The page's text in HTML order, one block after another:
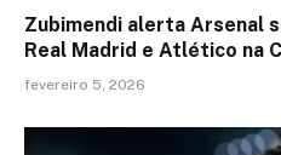
Zubimendi alerta Arsenal
Real Madrid e Atlético na
fevereiro 5, 2026